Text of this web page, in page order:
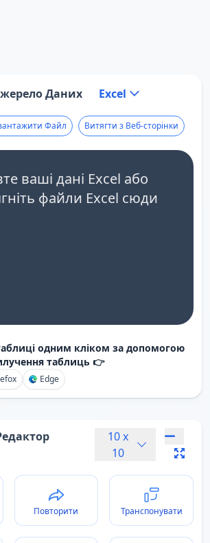
Даних Excel
Файл Витягти з Веб-сторінки
ваші дані Excel або
файли Excel сюди
одним кліком за допомогою
таблиць 👉
Edge
10x
10
Повторити Транспонувати